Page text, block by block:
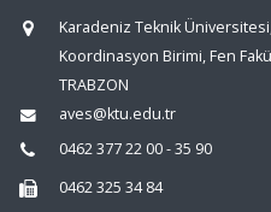
Karadeniz Teknik
Koordinasyon Birimi, Fen
TRABZON
aves@ktu.edu.tr
0462 377 22 00 - 35 90
0462 325 34 84